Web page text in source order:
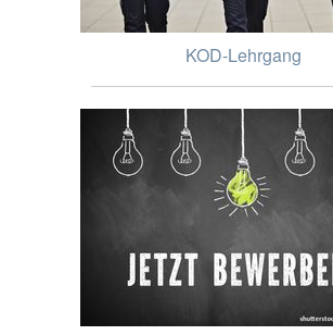
KOD-Lehrgang